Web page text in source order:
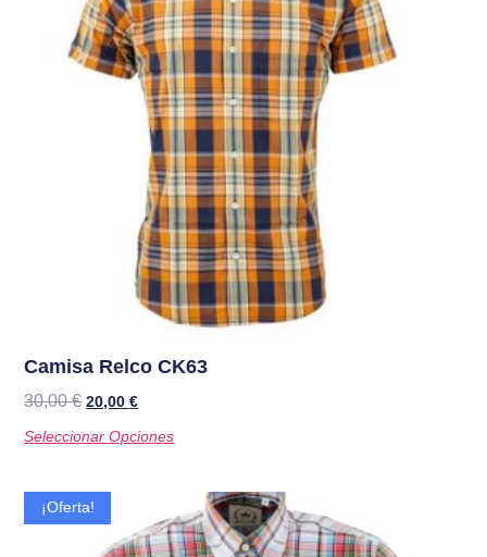
Camisa Relco CK63
30,00€ 20,00€
Seleccionar Opciones
¡Oferta!